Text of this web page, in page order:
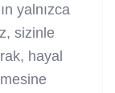
yalnızca
sizinle
hayal